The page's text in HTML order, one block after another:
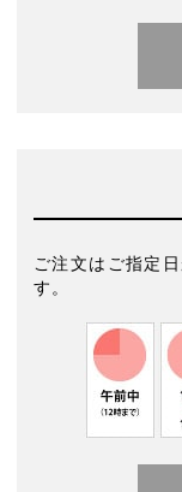
ご注文はご指定
す。